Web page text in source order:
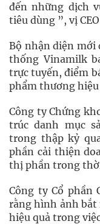
đến những dịch
tiêu dùng ”, vị
Bộ nhận diện mới
thống Vinamilk
trực tuyến, điểm
phẩm thương
Công ty Chứng
trúc danh mục
trong thập kỷ
phần cải thiện
thị phần trong
Công ty Cổ phần
rằng hình ảnh bắt
hiệu quả trong